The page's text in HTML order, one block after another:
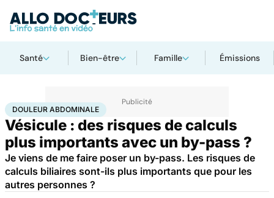
Santé Bien-être Famille Émissions
AccueilSantéMaladiesDouleur abdominale
DOULEUR ABDOMINALE
Vésicule : des risques de calculs
plus importants avec un by-pass ?
Je viens de me faire poser un by-pass. Les risques de
calculs biliaires sont-ils plus importants que pour les
autres personnes ?